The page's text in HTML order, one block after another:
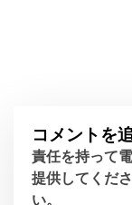
コメントを
責任を持って
提供してくだ
い。